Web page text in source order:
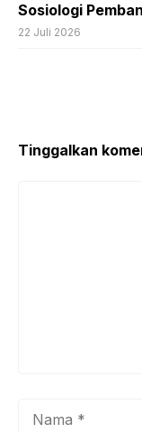
Sosiologi
22 Juli 2026
Tinggalkan